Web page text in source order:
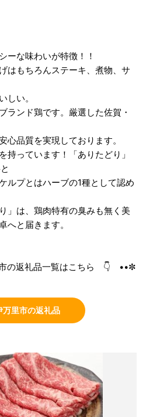
ーな味わいが特徴！！
はもちろんステーキ、煮物、サ
しい。
ランド鶏です。厳選した佐賀・
心品質を実現しております。
持っています！「ありたどり」
ルプとはハーブの1種として認め
」は、鶏肉特有の臭みも無く美
へと届きます。
の返礼品一覧はこちら 👇 ••✼
万里市の返礼品